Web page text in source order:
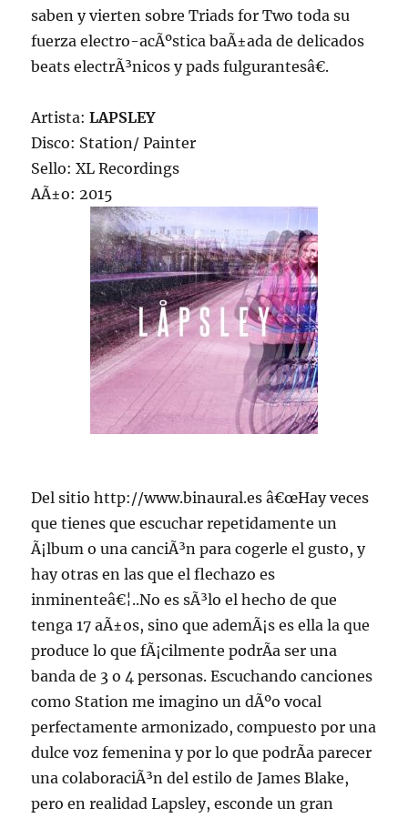
saben y vierten sobre Triads for Two toda su
fuerza electro-acÃºstica baÃ±ada de delicados
beats electrÃ³nicos y pads fulgurantesâ€.
Artista:LAPSLEY
Disco: Station/ Painter
Sello: XL Recordings
AÃ±o: 2015
Del sitio http://www.binaural.es â€œHay veces
que tienes que escuchar repetidamente un
Ã¡lbum o una canciÃ³n para cogerle el gusto, y
hay otras en las que el flechazo es
inminenteâ€¦..No es sÃ³lo el hecho de que
tenga 17 aÃ±os, sino que ademÃ¡s es ella la que
produce lo que fÃ¡cilmente podrÃ­a ser una
banda de 3 o 4 personas. Escuchando canciones
como Station me imagino un dÃºo vocal
perfectamente armonizado, compuesto por una
dulce voz femenina y por lo que podrÃ­a parecer
una colaboraciÃ³n del estilo de James Blake,
pero en realidad Lapsley, esconde un gran